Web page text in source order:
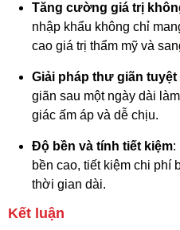
Tăng cường giá trị
nhập khẩu không chỉ
cao giá trị thẩm mỹ và
Giải pháp thư giãn
giãn sau một ngày dài
giác ấm áp và dễ chịu.
Độ bền và tính tiết kiệm:
bền cao, tiết kiệm chi phí
thời gian dài.
Kết luận